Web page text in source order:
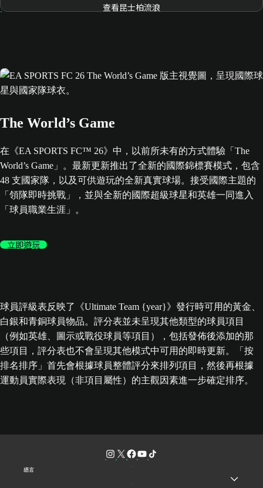
查看昆士柏流浪
The World’s Game
在《EA SPORTS FC™ 26》中，以前所未有的方式體驗「The
World’s Game」。最新更新推出了全新的國際錦標賽模式，包含
48 支國家隊，以及可供遊玩的全新真實球場。接受國際主題的
「領隊即時挑戰」，並與全新的國際超級球星和英雄一同進入
「球員職業生涯」。
立即遊玩
球員評級表反映了《Ultimate Team {year}》發行時可用的黃金、
白銀和青銅球員物品。評分表並未呈現其他類型的球員項目
（例如英雄、圖示或戰役球員等項目），包括發佈後添加的那
些項目，評分表也不會呈現其他模式中可用的即時更新。「按
排名排序」首先會根據球員整體評分來排列項目，然後再根據
運動員實際表現（非項目屬性）的主觀因素進一步確定排序。
語言